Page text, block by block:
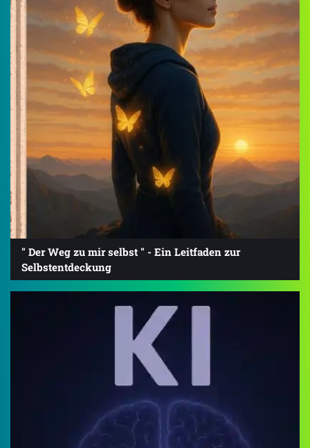
" Der Weg zu mir selbst " - Ein Leitfaden zur
Selbstentdeckung